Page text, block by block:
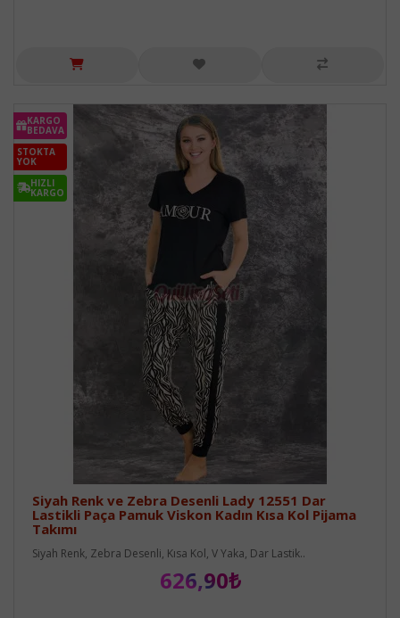
KARGO
BEDAVA
STOKTA
YOK
HIZLI
KARGO
Siyah Renk ve Zebra Desenli Lady 12551 Dar
Lastikli Paça Pamuk Viskon Kadın Kısa Kol Pijama
Takımı
Siyah Renk, Zebra Desenli, Kısa Kol, V Yaka, Dar Lastik..
626,90₺